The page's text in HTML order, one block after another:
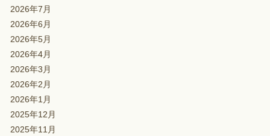
2026年7月
2026年6月
2026年5月
2026年4月
2026年3月
2026年2月
2026年1月
2025年12月
2025年11月